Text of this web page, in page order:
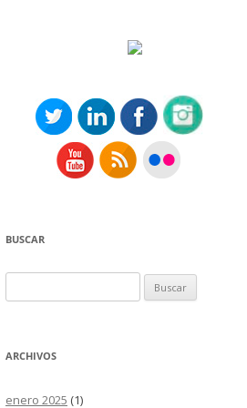
BUSCAR
ARCHIVOS
enero 2025 (1)